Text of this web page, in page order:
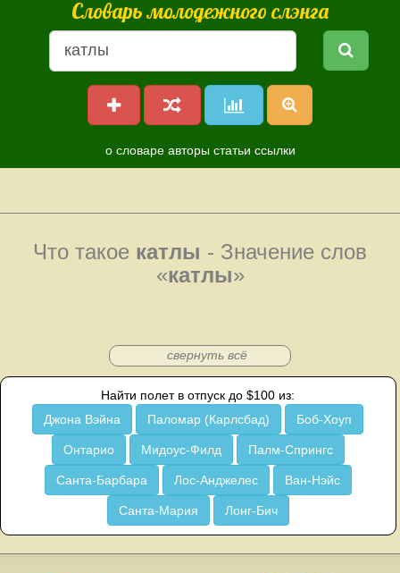
Словарь молодежного слэнга
о словаре авторы статьи ссылки
Что такое катлы - Значение слов
«катлы»
свернуть всё
Найти полет в отпуск до $100 из:
Джона Вэйна
Паломар (Карлсбад) Боб-Хоуп
Онтарио Мидоус-Филд Палм-Спрингс
Санта-Барбара Лос-Анджелес Ван-Нэйс
Санта-Мария Лонг-Бич